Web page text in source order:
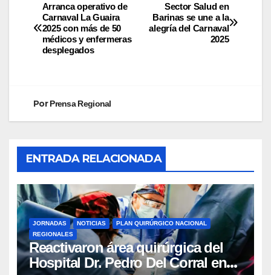
Sector Salud en
Barinas se une a la
alegría del Carnaval
2025
Arranca operativo de
Carnaval La Guaira
2025 con más de 50
médicos y enfermeras
desplegados
PorPrensa Regional
ENTRADA RELACIONADA
JORNADAS NOTICIAS
PLAN QUIRÚRGICO NACIONAL
REGIONALES
Reactivaron área quirúrgica del
Hospital Dr. Pedro Del Corral en